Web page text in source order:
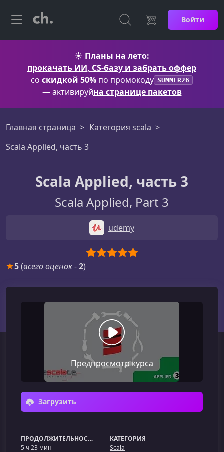
Войти
☀️ Планы на лето:
прокачать ИИ, CS-базу и забрать оффер
со скидкой 50% по промокоду SUMMER26
— активируйна странице пакетов
Главная страница
Категория scala
Scala Applied, часть 3
Scala Applied, часть 3
Scala Applied, Part 3
udemy
★5(всего оценок-2)
Предпросмотр курса
Загрузить
ПРОДОЛЖИТЕЛЬНОСТЬ
5 ч 23 мин
КАТЕГОРИЯ
Scala